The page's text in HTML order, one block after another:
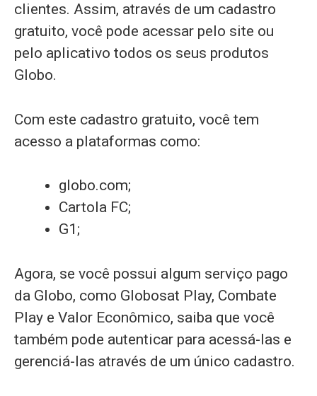
clientes. Assim, através de um cadastro
gratuito, você pode acessar pelo site ou
pelo aplicativo todos os seus produtos
Globo.
Com este cadastro gratuito, você tem
acesso a plataformas como:
globo.com;
Cartola FC;
G1;
Agora, se você possui algum serviço pago
da Globo, como Globosat Play, Combate
Play e Valor Econômico, saiba que você
também pode autenticar para acessá-las e
gerenciá-las através de um único cadastro.